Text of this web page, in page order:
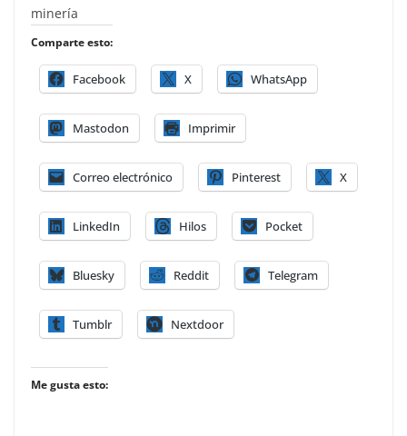
minería
Comparte esto:
Facebook X WhatsApp
Mastodon Imprimir
Correo electrónico Pinterest X
LinkedIn Hilos Pocket
Bluesky Reddit Telegram
Tumblr Nextdoor
Me gusta esto: